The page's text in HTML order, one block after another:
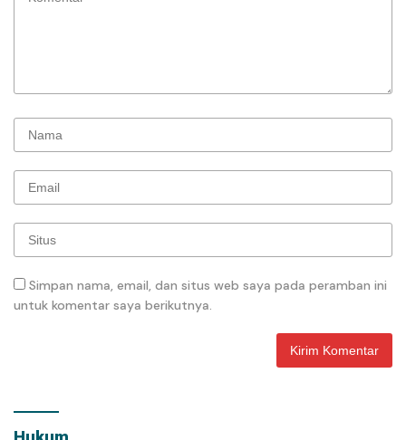
Simpan nama, email, dan situs web saya pada peramban ini
untuk komentar saya berikutnya.